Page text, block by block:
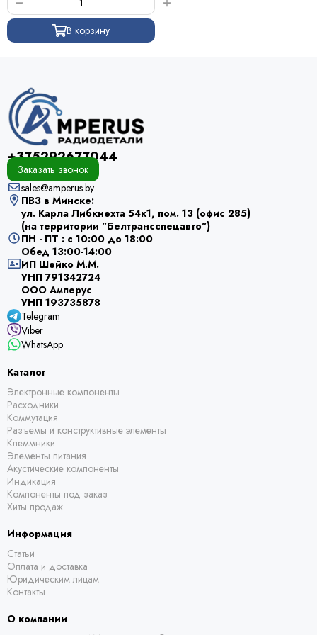
В корзину
+375292677044
Заказать звонок
sales@amperus.by
ПВЗ в Минске:
ул. Карла Либкнехта 54к1, пом. 13 (офис 285)
(на территории "Белтрансспецавто")
ПН - ПТ : с 10:00 до 18:00
Обед 13:00-14:00
ИП Шейко М.М.
УНП 791342724
ООО Амперус
УНП 193735878
Telegram
Viber
WhatsApp
Каталог
Электронные компоненты
Расходники
Коммутация
Разъемы и конструктивные элементы
Клеммники
Элементы питания
Акустические компоненты
Индикация
Компоненты под заказ
Хиты продаж
Информация
Статьи
Оплата и доставка
Юридическим лицам
Контакты
О компании